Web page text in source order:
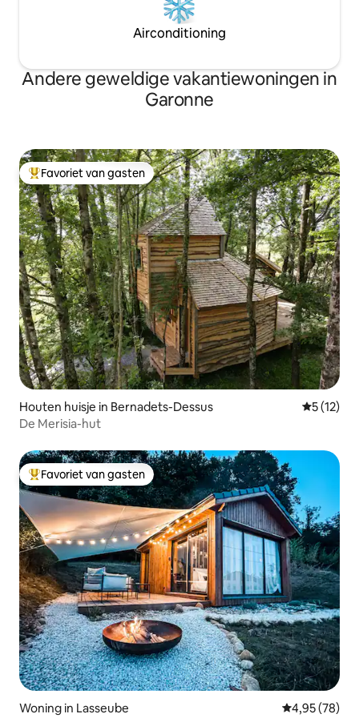
Airconditioning
Andere geweldige vakantiewoningen in
Garonne
Topfavoriet van gasten
Favoriet van gasten
Houten huisje in Bernadets-Dessus
5 (12)
De Merisia-hut
Topfavoriet van gasten
Favoriet van gasten
Woning in Lasseube Gemiddelde
4,95 (78)